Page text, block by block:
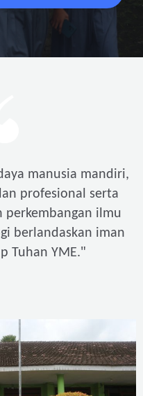
manusia mandiri,
profesional serta
perkembangan ilmu
berlandaskan iman
Tuhan YME."